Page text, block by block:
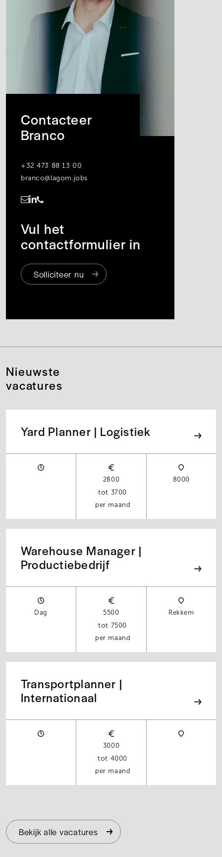
Contacteer
Branco
+32 473 88 13 00
branco@lagom.jobs
Vul het
contactformulier in
Solliciteer nu
Nieuwste
vacatures
Yard Planner | Logistiek
2800
3700
per maand
8000
Warehouse Manager |
Productiebedrijf
Dag
5500
7500
per maand
Rekkem
Transportplanner |
Internationaal
3000
4000
per maand
Bekijk alle vacatures